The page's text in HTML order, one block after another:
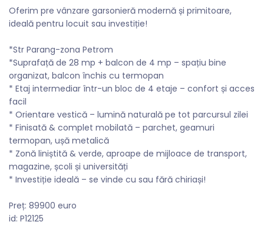
Oferim pre vânzare garsonieră modernă și primitoare,
ideală pentru locuit sau investiție!
*Str Parang-zona Petrom
*Suprafață de 28 mp + balcon de 4 mp – spațiu bine
organizat, balcon închis cu termopan
* Etaj intermediar într-un bloc de 4 etaje – confort și acces
facil
* Orientare vestică – lumină naturală pe tot parcursul zilei
* Finisată & complet mobilată – parchet, geamuri
termopan, ușă metalică
* Zonă liniștită & verde, aproape de mijloace de transport,
magazine, școli și universități
* Investiție ideală – se vinde cu sau fără chiriași!
Preț: 89900 euro
id: P12125